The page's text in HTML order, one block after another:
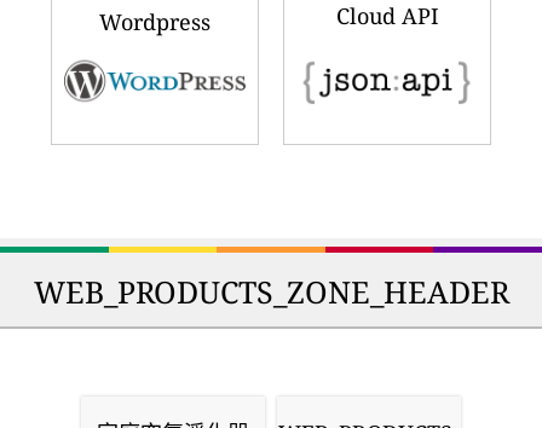
Wordpress Cloud API
WEB_PRODUCTS_ZONE_HEADER